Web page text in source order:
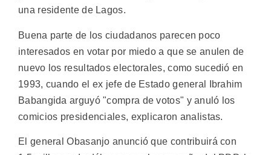
una residente de Lagos.
Buena parte de los ciudadanos parecen poco
interesados en votar por miedo a que se anulen de
nuevo los resultados electorales, como sucedió en
1993, cuando el ex jefe de Estado general Ibrahim
Babangida arguyó "compra de votos" y anuló los
comicios presidenciales, explicaron analistas.
El general Obasanjo anunció que contribuirá con